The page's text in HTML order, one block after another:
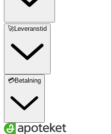
🚀Leveranstid
💳Betalning